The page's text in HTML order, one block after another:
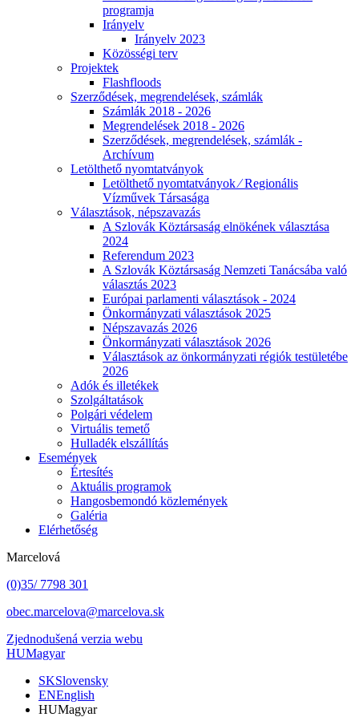
programja
Irányelv
Irányelv 2023
Közösségi terv
Projektek
Flashfloods
Szerződések, megrendelések, számlák
Számlák 2018 - 2026
Megrendelések 2018 - 2026
Szerződések, megrendelések, számlák -
Archívum
Letölthető nyomtatványok
Letölthető nyomtatványok ⁄ Regionális
Vízművek Társasága
Választások, népszavazás
A Szlovák Köztársaság elnökének választása
2024
Referendum 2023
A Szlovák Köztársaság Nemzeti Tanácsába való
választás 2023
Európai parlamenti választások - 2024
Önkormányzati választások 2025
Népszavazás 2026
Önkormányzati választások 2026
Választások az önkormányzati régiók testületébe
2026
Adók és illetékek
Szolgáltatások
Polgári védelem
Virtuális temető
Hulladék elszállítás
Események
Értesítés
Aktuális programok
Hangosbemondó közlemények
Galéria
Elérhetőség
Marcelová
(0)35/ 7798 301
obec.marcelova@marcelova.sk
Zjednodušená verzia webu
HUMagyar
SKSlovensky
ENEnglish
HUMagyar